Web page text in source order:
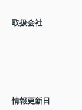
取扱会社
情報更新日